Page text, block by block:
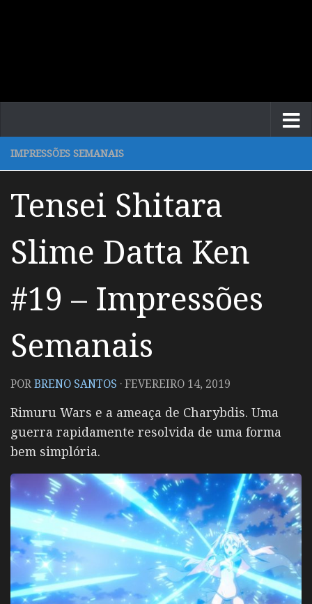
IMPRESSÕES SEMANAIS
Tensei Shitara
Slime Datta Ken
#19 – Impressões
Semanais
PORBRENO SANTOS ·FEVEREIRO 14, 2019
Rimuru Wars e a ameaça de Charybdis. Uma
guerra rapidamente resolvida de uma forma
bem simplória.